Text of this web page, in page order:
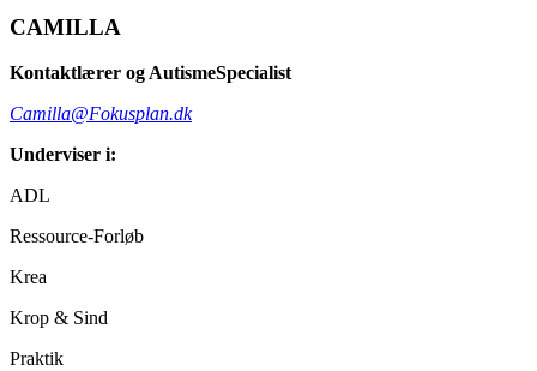
CAMILLA
Kontaktlærer og AutismeSpecialist
Camilla@Fokusplan.dk
Underviser i:
ADL
Ressource-Forløb
Krea
Krop & Sind
Praktik